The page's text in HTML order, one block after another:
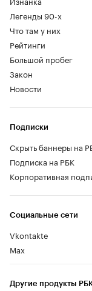
Фото: Autonews
Выход на
поддержке
весной 2025
марте 2026
отгружать
нишу между
крупными
покупателя
разобрался с
M7.
автомобили
прокатиться
принципе.